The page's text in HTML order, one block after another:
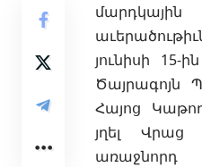
յունիսի 15-
Ծայրագոյն
Հայոց
յղել Վրաց
առաջնորդ